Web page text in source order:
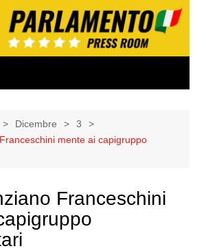
Dicembre
3
mente ai capigruppo
Franceschini